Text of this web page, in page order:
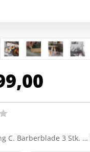
C. Barberblade 3 Stk. …